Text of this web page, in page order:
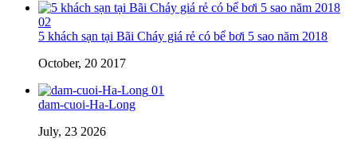
02
5 khách sạn tại Bãi Cháy giá rẻ có bể bơi 5 sao năm 2018
October, 20 2017
01
dam-cuoi-Ha-Long
July, 23 2026